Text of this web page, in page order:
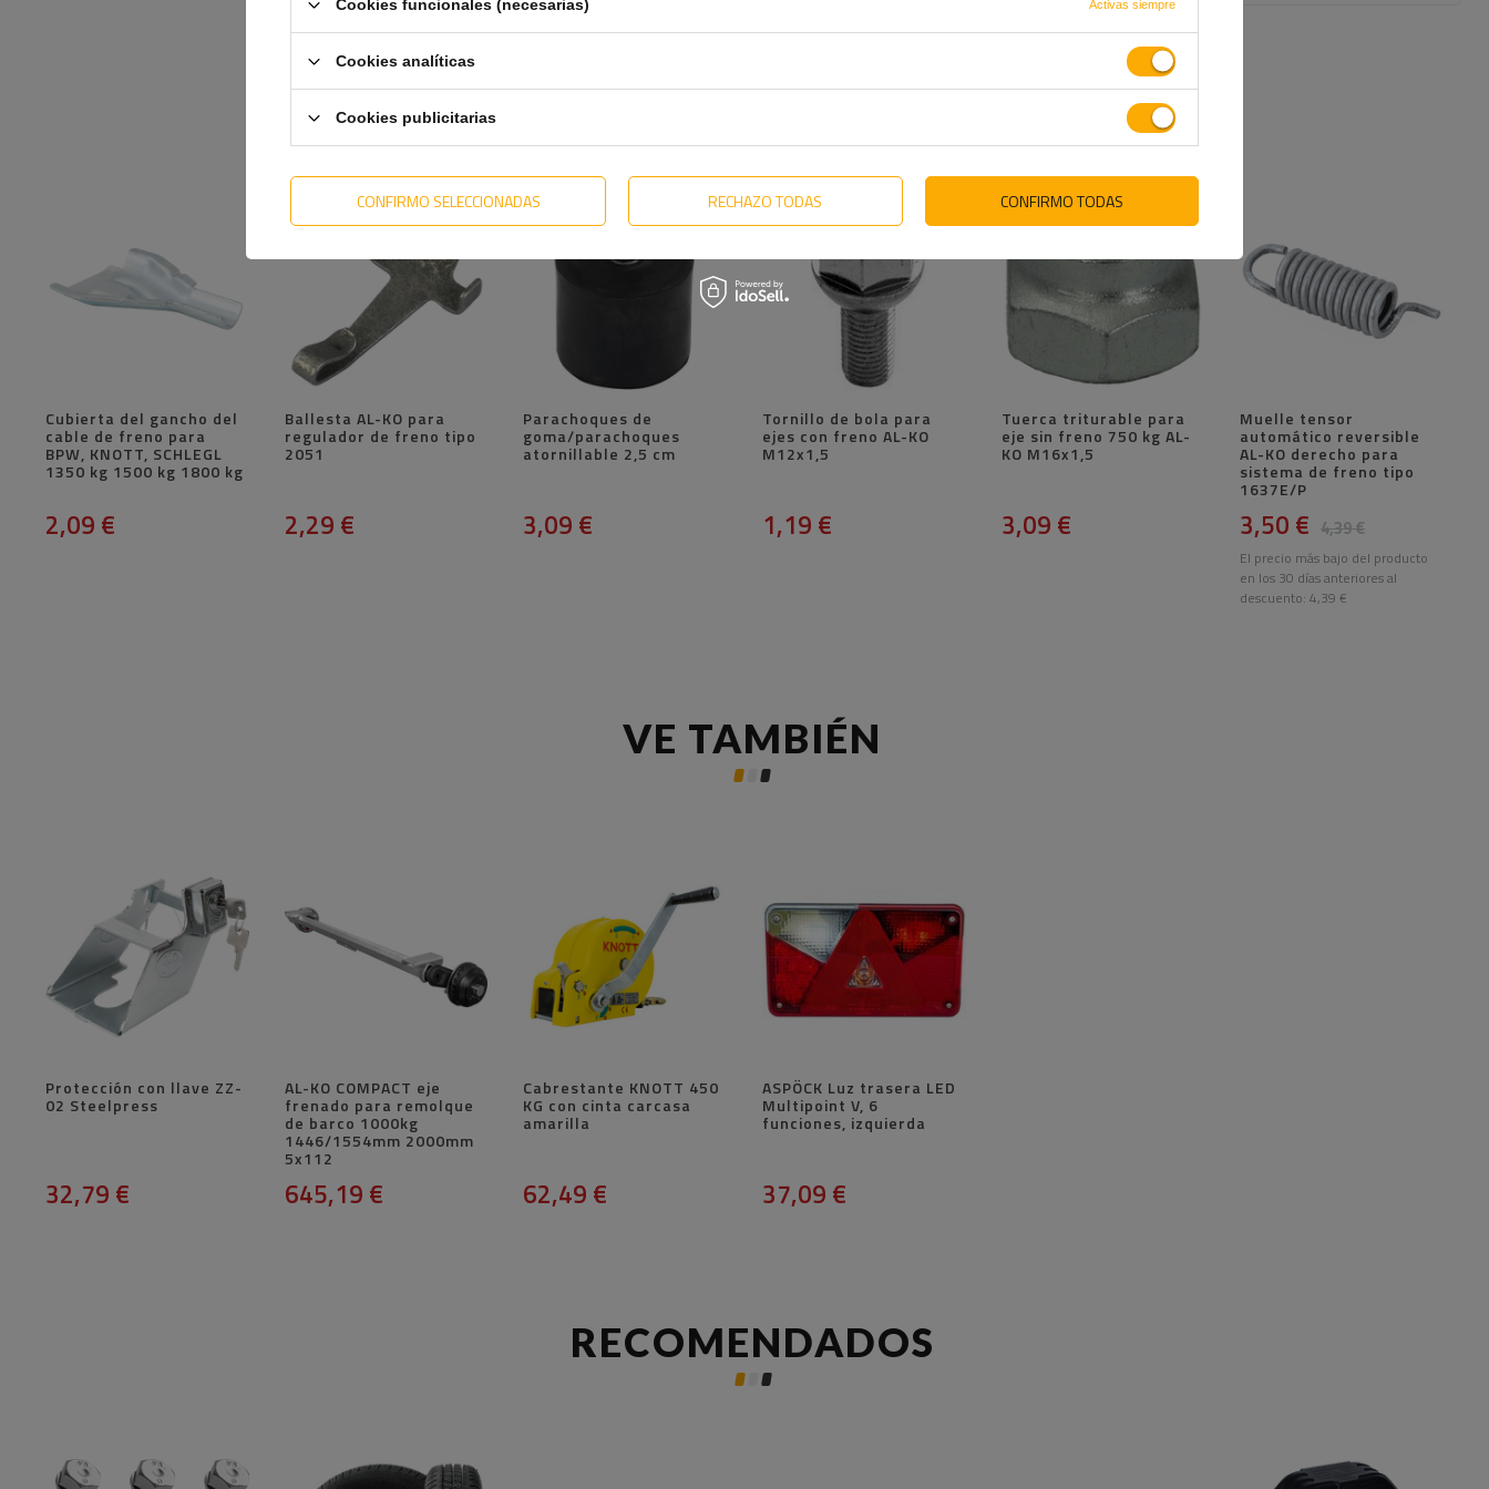
Cubierta del gancho del
cable de freno para
BPW, KNOTT, SCHLEGL
1350 kg 1500 kg 1800 kg
2,09 €
Ballesta AL-KO para
regulador de freno tipo
2051
2,29 €
Parachoques de
goma/parachoques
atornillable 2,5 cm
3,09 €
Tornillo de bola para
ejes con freno AL-KO
M12x1,5
1,19 €
Tuerca triturable para
eje sin freno 750 kg AL-
KO M16x1,5
3,09 €
Muelle tensor
automático reversible
AL-KO derecho para
sistema de freno tipo
1637E/P
4,39 €
3,50 €
El precio más bajo del producto
en los 30 días anteriores al
descuento:4,39 €
VE TAMBIÉN
Protección con llave ZZ-
02 Steelpress
32,79 €
AL-KO COMPACT eje
frenado para remolque
de barco 1000kg
1446/1554mm 2000mm
5x112
645,19 €
Cabrestante KNOTT 450
KG con cinta carcasa
amarilla
62,49 €
ASPÖCK Luz trasera LED
Multipoint V, 6
funciones, izquierda
37,09 €
RECOMENDADOS
Cookies funcionales (necesarias) Activas siempre
Cookies analíticas
Cookies publicitarias
CONFIRMO SELECCIONADAS RECHAZO TODAS CONFIRMO TODAS